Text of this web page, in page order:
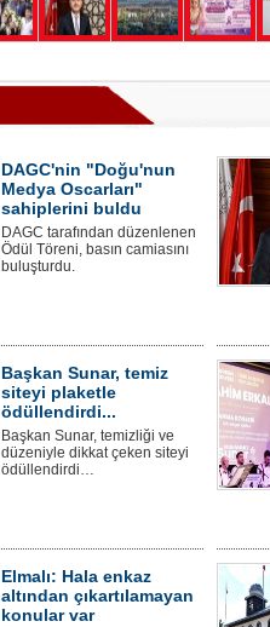
DAGC'nin "Doğu'nun
Medya Oscarları"
sahiplerini buldu
DAGC tarafından düzenlenen
Ödül Töreni, basın camiasını
buluşturdu.
Başkan Sunar, temiz
siteyi plaketle
ödüllendirdi...
Başkan Sunar, temizliği ve
düzeniyle dikkat çeken siteyi
ödüllendirdi…
Elmalı: Hala enkaz
altından çıkartılamayan
konular var